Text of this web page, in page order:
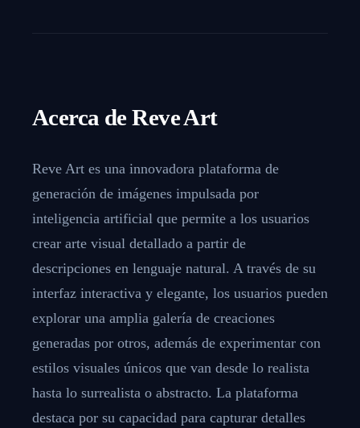
Acerca de Reve Art
Reve Art es una innovadora plataforma de
generación de imágenes impulsada por
inteligencia artificial que permite a los usuarios
crear arte visual detallado a partir de
descripciones en lenguaje natural. A través de su
interfaz interactiva y elegante, los usuarios pueden
explorar una amplia galería de creaciones
generadas por otros, además de experimentar con
estilos visuales únicos que van desde lo realista
hasta lo surrealista o abstracto. La plataforma
destaca por su capacidad para capturar detalles